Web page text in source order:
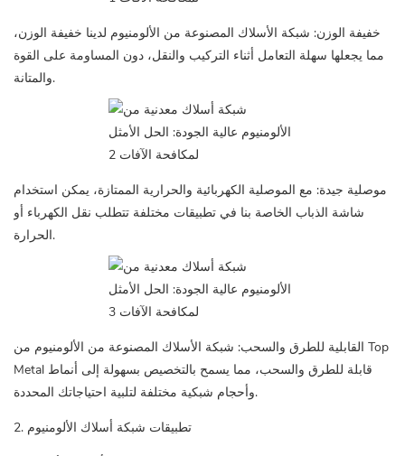
خفيفة الوزن: شبكة الأسلاك المصنوعة من الألومنيوم لدينا خفيفة الوزن،
مما يجعلها سهلة التعامل أثناء التركيب والنقل، دون المساومة على القوة
والمتانة.
موصلية جيدة: مع الموصلية الكهربائية والحرارية الممتازة، يمكن استخدام
شاشة الذباب الخاصة بنا في تطبيقات مختلفة تتطلب نقل الكهرباء أو
الحرارة.
القابلية للطرق والسحب: شبكة الأسلاك المصنوعة من الألومنيوم من Top
Metal قابلة للطرق والسحب، مما يسمح بالتخصيص بسهولة إلى أنماط
وأحجام شبكية مختلفة لتلبية احتياجاتك المحددة.
2. تطبيقات شبكة أسلاك الألومنيوم